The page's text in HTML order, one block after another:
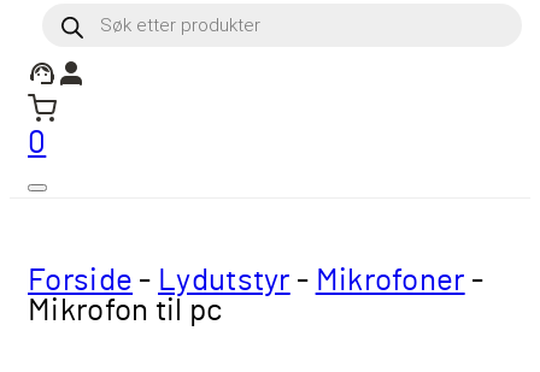
Products
search
0
Forside - Lydutstyr - Mikrofoner -
Mikrofon til pc